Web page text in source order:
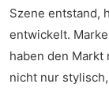
Szene entstand,
entwickelt.
haben den
nicht nur